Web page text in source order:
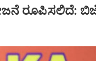
ರೂಪಿಸಲಿದೆ: